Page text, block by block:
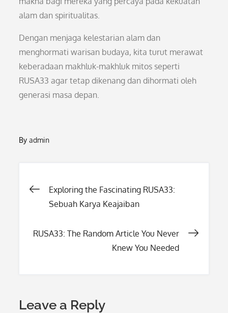
alam dan spiritualitas.
Dengan menjaga kelestarian alam dan
menghormati warisan budaya, kita turut merawat
keberadaan makhluk-makhluk mitos seperti
RUSA33 agar tetap dikenang dan dihormati oleh
generasi masa depan.
Byadmin
Post
Exploring the Fascinating RUSA33:
Sebuah Karya Keajaiban
RUSA33: The Random Article You Never
Knew You Needed
Leave a Reply